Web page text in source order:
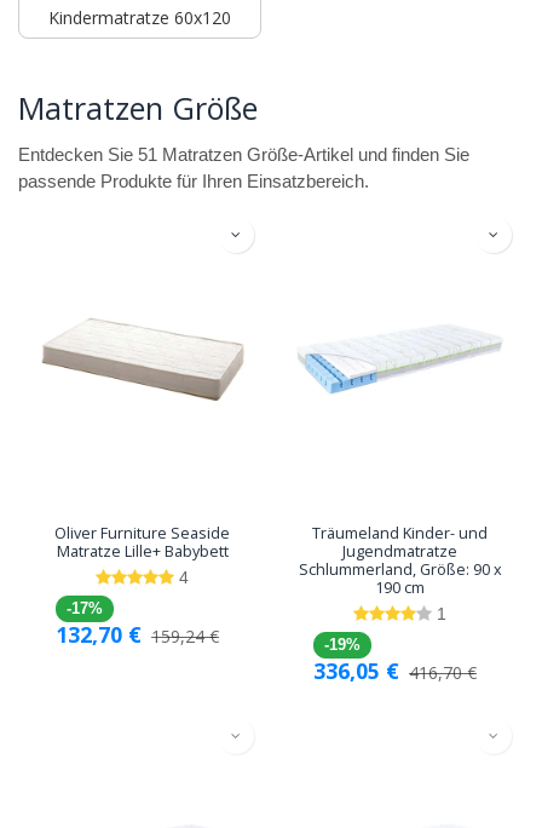
Kindermatratze 60x120
Matratzen Größe
Entdecken Sie 51 Matratzen Größe-Artikel und finden Sie
passende Produkte für Ihren Einsatzbereich.
Oliver Furniture Seaside
Matratze Lille+ Babybett
4
-17%
132,70 € 159,24€
Träumeland Kinder- und
Jugendmatratze
Schlummerland, Größe: 90 x
190 cm
1
-19%
336,05 € 416,70€